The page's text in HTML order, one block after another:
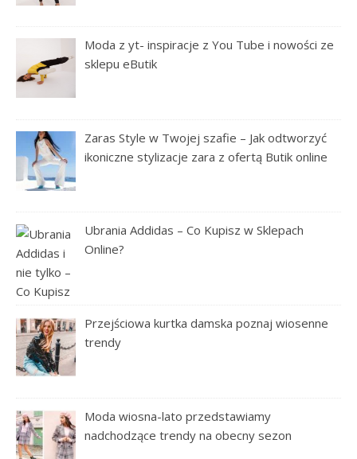
Moda z yt- inspiracje z You Tube i nowości ze
sklepu eButik
Zaras Style w Twojej szafie – Jak odtworzyć
ikoniczne stylizacje zara z ofertą Butik online
Ubrania Addidas – Co Kupisz w Sklepach
Online?
Przejściowa kurtka damska poznaj wiosenne
trendy
Moda wiosna-lato przedstawiamy
nadchodzące trendy na obecny sezon